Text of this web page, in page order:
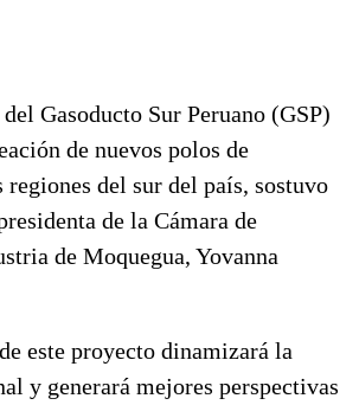
Gasoducto Sur Peruano (GSP)
de nuevos polos de
regiones del sur del país, sostuvo
de la Cámara de
de Moquegua, Yovanna
este proyecto dinamizará la
y generará mejores perspectivas